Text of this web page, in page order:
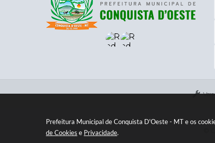
Prefeitura Municipal de Conquista D'Oeste - MT e os
de Cookies e Privacidade.